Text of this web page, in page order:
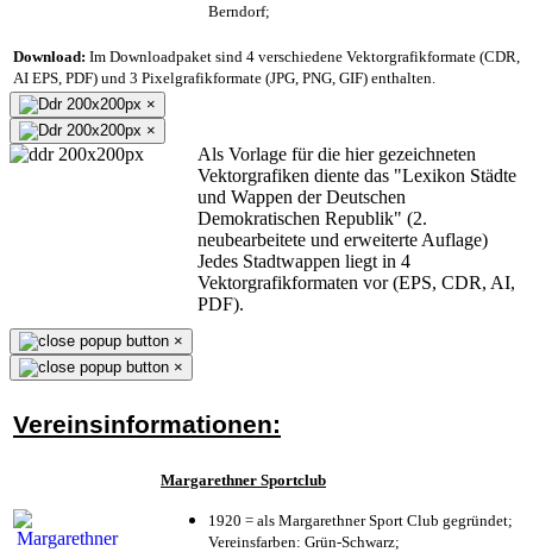
Berndorf;
Download: Im Downloadpaket sind 4 verschiedene Vektorgrafikformate (CDR,
AI EPS, PDF) und 3 Pixelgrafikformate (JPG, PNG, GIF) enthalten.
×
×
Als Vorlage für die hier gezeichneten
Vektorgrafiken diente das "Lexikon Städte
und Wappen der Deutschen
Demokratischen Republik" (2.
neubearbeitete und erweiterte Auflage)
Jedes Stadtwappen liegt in 4
Vektorgrafikformaten vor (EPS, CDR, AI,
PDF).
×
×
Vereinsinformationen:
Margarethner Sportclub
1920 = als Margarethner Sport Club gegründet;
Vereinsfarben: Grün-Schwarz;